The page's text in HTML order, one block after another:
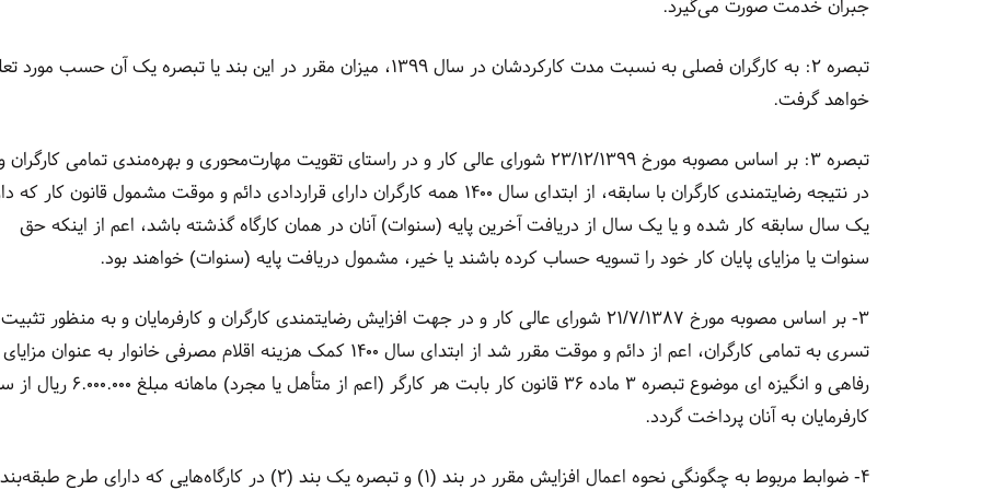
جبران خدمت صورت می‌گیرد.
تبصره ۲: به کارگران فصلی به نسبت مدت کارکردشان در سال ۱۳۹۹، میزان مقرر در این بند یا تبصره یک آن حسب
خواهد گرفت.
تبصره ۳: بر اساس مصوبه مورخ ۲۳/۱۲/۱۳۹۹ شورای عالی کار و در راستای تقویت مهارت‌محوری و بهره‌مندی تمامی کارگران
در نتیجه رضایتمندی کارگران با سابقه، از ابتدای سال ۱۴۰۰ همه کارگران دارای قراردادی دائم و موقت مشمول قانون کار
یک سال سابقه کار شده و یا یک سال از دریافت آخرین پایه (سنوات) آنان در همان کارگاه گذشته باشد، اعم از اینکه حق
سنوات یا مزایای پایان کار خود را تسویه حساب کرده باشند یا خیر، مشمول دریافت پایه (سنوات) خواهند بود.
۳- بر اساس مصوبه مورخ ۲۱/۷/۱۳۸۷ شورای عالی کار و در جهت افزایش رضایتمندی کارگران و کارفرمایان و به منظور
تسری به تمامی کارگران، اعم از دائم و موقت مقرر شد از ابتدای سال ۱۴۰۰ کمک هزینه اقلام مصرفی خانوار به عنوان مزایای
رفاهی و انگیزه ای موضوع تبصره ۳ ماده ۳۶ قانون کار بابت هر کارگر (اعم از متأهل یا
کارفرمایان به آنان پرداخت گردد.
۴- ضوابط مربوط به چگونگی نحوه اعمال افزایش مقرر در بند (۱) و تبصره یک بند (۲) در کارگاه‌هایی که دارای طرح